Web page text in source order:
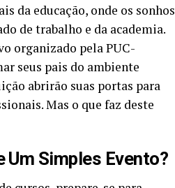
da educação, onde os sonhos
de trabalho e da academia.
organizado pela PUC-
seus pais do ambiente
abrirão suas portas para
Mas o que faz deste
Um Simples Evento?